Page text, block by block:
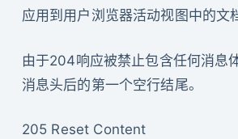
应用到用户浏览器活动视图中的文
由于204响应被禁止包含任何消息
消息头后的第一个空行结尾。
205 Reset Content